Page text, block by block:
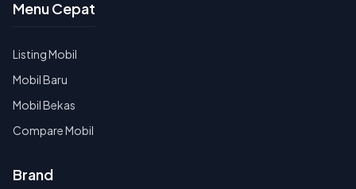
Menu Cepat
Listing Mobil
Mobil Baru
Mobil Bekas
Compare Mobil
Brand